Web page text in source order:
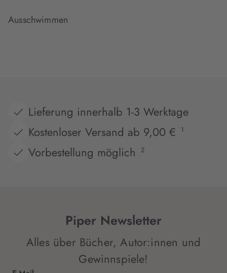
Ausschwimmen
Lieferung innerhalb 1-3 Werktage
Kostenloser Versand ab 9,00 €
1
Vorbestellung möglich 2
Piper Newsletter
Alles über Bücher, Autor:innen und
Gewinnspiele!